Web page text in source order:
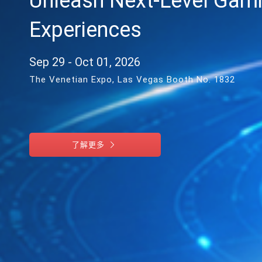
Experiences
Sep 29 - Oct 01, 2026
The Venetian Expo, Las Vegas Booth No. 1832
了解更多